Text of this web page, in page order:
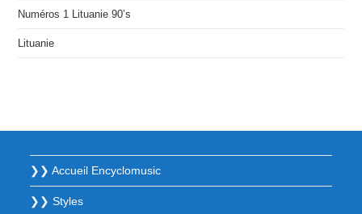
Numéros 1 Lituanie 90’s
Lituanie
❯❯ Accueil Encyclomusic
❯❯ Styles